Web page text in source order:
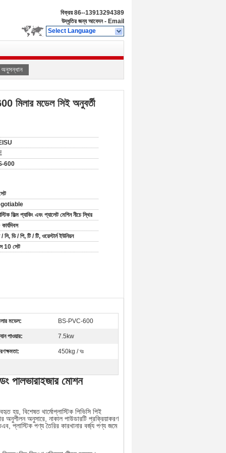
বিক্রয়86--13913294389
উদ্ধৃতির জন্য আবেদন - Email
Select Language
অনুসন্ধান
মিলার মডেল সিই অনুবর্তী
600
ফিল্ম প্যাকিং এবং প্যালেট মেশিন নীচে স্থির
সি, ডি / পি, টি / টি, ওয়েস্টার্ন ইউনিয়ন
10 সেট
মডেল: BS-PVC-600
পাওয়ার: 7.5kw
450kg / ঘঃ
মেশিন
হয়, বিশেষত থার্মোপ্লাস্টিক পিভিসি পিই
অনুশীলন অনুসারে, নাকাল পাউডারটি প্রক্রিয়াকরণ
প্লাস্টিক পণ্য তৈরির কারখানার বর্জ্য পণ্য জমে